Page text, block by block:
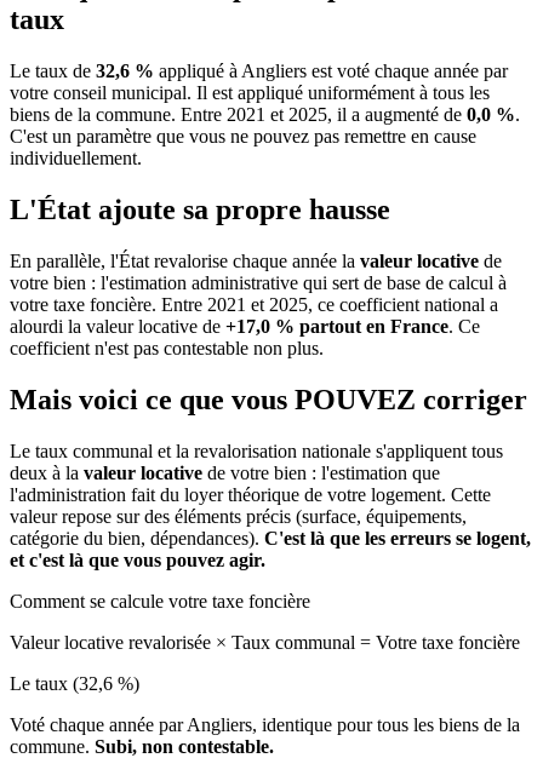
taux
Le taux de 32,6 % appliqué à Angliers est voté chaque année par
votre conseil municipal. Il est appliqué uniformément à tous les
biens de la commune. Entre 2021 et 2025, il a augmenté de 0,0 %.
C'est un paramètre que vous ne pouvez pas remettre en cause
individuellement.
L'État ajoute sa propre hausse
En parallèle, l'État revalorise chaque année la valeur locative de
votre bien : l'estimation administrative qui sert de base de calcul à
votre taxe foncière. Entre 2021 et 2025, ce coefficient national a
alourdi la valeur locative de +17,0 % partout en France. Ce
coefficient n'est pas contestable non plus.
Mais voici ce que vous POUVEZ corriger
Le taux communal et la revalorisation nationale s'appliquent tous
deux à la valeur locative de votre bien : l'estimation que
l'administration fait du loyer théorique de votre logement. Cette
valeur repose sur des éléments précis (surface, équipements,
catégorie du bien, dépendances). C'est là que les erreurs se logent,
et c'est là que vous pouvez agir.
Comment se calcule votre taxe foncière
Valeur locative revalorisée × Taux communal = Votre taxe foncière
Le taux (32,6 %)
Voté chaque année par Angliers, identique pour tous les biens de la
commune. Subi, non contestable.